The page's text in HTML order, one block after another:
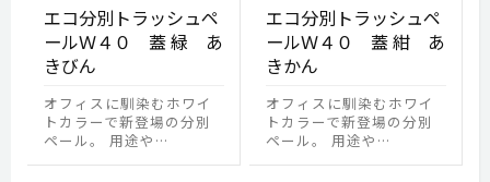
エコ分別トラッシュペ
ールＷ４０ 蓋 緑 あ
きびん
オフィスに馴染むホワイ
トカラーで新登場の分別
ペール。 用途や…
エコ分別トラッシュペ
ールＷ４０ 蓋 紺 あ
きかん
オフィスに馴染むホワイ
トカラーで新登場の分別
ペール。 用途や…